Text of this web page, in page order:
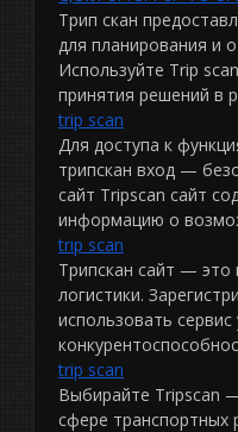
Трип скан
для планирования и
Используйте Trip
принятия решений в
trip scan
Для доступа к
трипскан вход —
сайт Tripscan сайт
информацию о
trip scan
Трипскан сайт — это
логистики.
использовать
trip scan
Выбирайте Tripscan
сфере транспортных